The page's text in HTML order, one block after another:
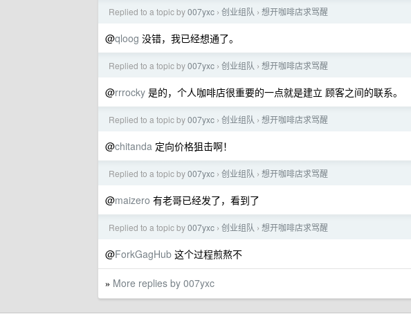
Replied to a topic by007yxc › 创业组队 › 想开咖啡店求骂醒
@qloog 没错，我已经想通了。
Replied to a topic by007yxc › 创业组队 › 想开咖啡店求骂醒
@rrrocky 是的，个人咖啡店很重要的一点就是建立 顾客之间的联系。
Replied to a topic by007yxc › 创业组队 › 想开咖啡店求骂醒
@chitanda 定向价格狙击啊！
Replied to a topic by007yxc › 创业组队 › 想开咖啡店求骂醒
@maizero 有老哥已经发了，看到了
Replied to a topic by007yxc › 创业组队 › 想开咖啡店求骂醒
@ForkGagHub 这个过程煎熬不
» More replies by 007yxc